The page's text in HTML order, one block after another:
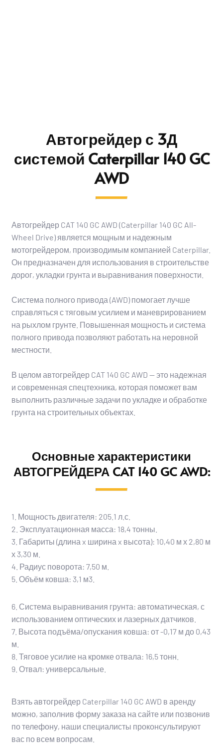
Автогрейдер с 3Д
системой Caterpillar 140 GC
AWD
Автогрейдер CAT 140 GC AWD (Caterpillar 140 GC All-
Wheel Drive) является мощным и надежным
мотогрейдером, производимым компанией Caterpillar.
Он предназначен для использования в строительстве
дорог, укладки грунта и выравнивания поверхности.
Система полного привода (AWD) помогает лучше
справляться с тяговым усилием и маневрированием
на рыхлом грунте. Повышенная мощность и система
полного привода позволяют работать на неровной
местности.
В целом автогрейдер CAT 140 GC AWD — это надежная
и современная спецтехника, которая поможет вам
выполнить различные задачи по укладке и обработке
грунта на строительных объектах.
Основные характеристики
АВТОГРЕЙДЕРА CAT 140 GC AWD:
1. Мощность двигателя: 205.1 л.с.
2. Эксплуатационная масса: 18,4 тонны.
3. Габариты (длина x ширина x высота): 10,40 м х 2,80 м
х 3,30 м.
4. Радиус поворота: 7,50 м.
5. Объём ковша: 3,1 м3.
6. Система выравнивания грунта: автоматическая, с
использованием оптических и лазерных датчиков.
7. Высота подъёма/опускания ковша: от -0,17 м до 0,43
м.
8. Тяговое усилие на кромке отвала: 16,5 тонн.
9. Отвал: универсальные.
Взять автогрейдер Caterpillar 140 GC AWD в аренду
можно, заполнив форму заказа на сайте или позвонив
по телефону, наши специалисты проконсультируют
вас по всем вопросам.